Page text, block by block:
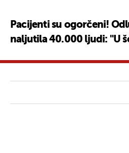
Pacijenti su ogorčeni!
naljutila 40.000 ljudi: "U